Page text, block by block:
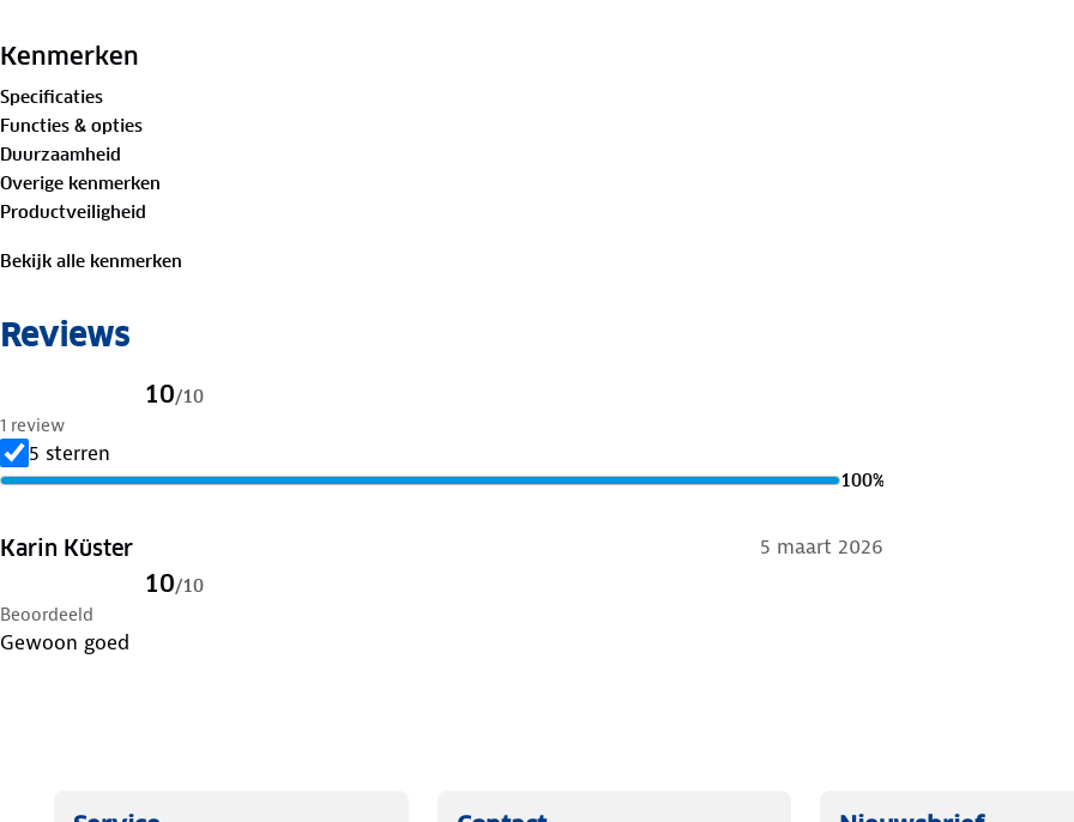
Kenmerken
Specificaties
Functies & opties
Duurzaamheid
Overige kenmerken
Productveiligheid
Bekijk alle kenmerken
Reviews
10/10
1 review
5 sterren
100%
Karin Küster 5 maart 2026
10/10
Beoordeeld
Gewoon goed